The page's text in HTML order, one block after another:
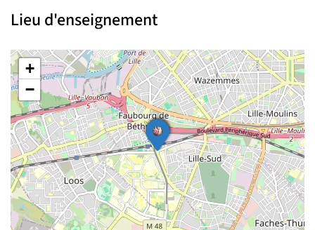
Lieu d'enseignement
+
−